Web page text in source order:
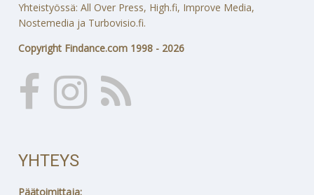
Yhteistyössä: All Over Press, High.fi, Improve Media,
Nostemedia ja Turbovisio.fi.
Copyright Findance.com 1998 - 2026
YHTEYS
Päätoimittaja: